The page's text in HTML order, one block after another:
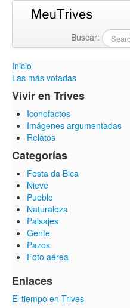
Buscar:
Inicio
Las más votadas
Vivir en Trives
Iconofactos
Imágenes argumentadas
Relatos
Categorías
Festa da Bica
Nieve
Pueblo
Naturaleza
Paisajes
Gente
Pazos
Foto aérea
Enlaces
El tiempo en Trives